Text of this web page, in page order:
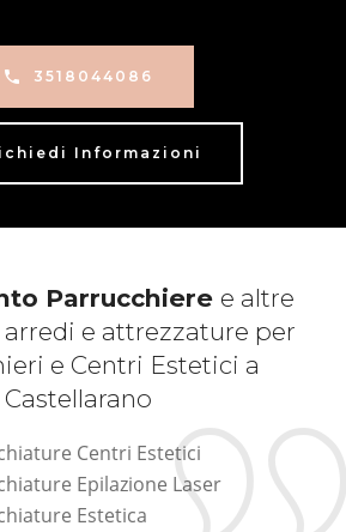
3518044086
Informazioni
Parrucchiere e altre
e attrezzature per
e Centri Estetici a
Castellarano
Centri Estetici
Epilazione Laser
Estetica